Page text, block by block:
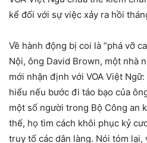
kể đối với sự việc xảy ra hồi
Về hành động bị coi là “phá vỡ
Nội, ông David Brown, một nhà
mới nhận định với VOA Việt
hiểu nếu bước đi táo bạo của
một số người trong Bộ Công an
thế, họ tìm cách khôi phục kỷ
truy tố các dân làng. Nói tóm lại,